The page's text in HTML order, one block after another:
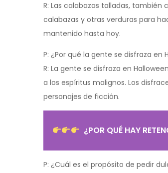
R: Las calabazas talladas,
calabazas y otras verduras para
mantenido hasta hoy.
P: ¿Por qué la gente se disfraza en
R: La gente se disfraza en
a los espíritus malignos. Los
personajes de ficción.
¿POR QUÉ HAY
P: ¿Cuál es el propósito de pedir